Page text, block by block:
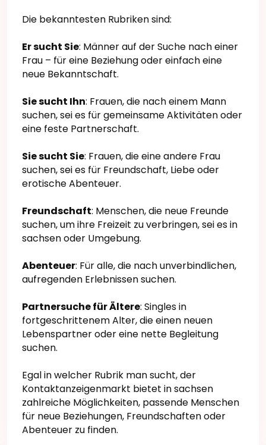
Die bekanntesten Rubriken sind:
Er sucht Sie: Männer auf der Suche nach einer
Frau – für eine Beziehung oder einfach eine
neue Bekanntschaft.
Sie sucht Ihn: Frauen, die nach einem Mann
suchen, sei es für gemeinsame Aktivitäten oder
eine feste Partnerschaft.
Sie sucht Sie: Frauen, die eine andere Frau
suchen, sei es für Freundschaft, Liebe oder
erotische Abenteuer.
Freundschaft: Menschen, die neue Freunde
suchen, um ihre Freizeit zu verbringen, sei es in
sachsen oder Umgebung.
Abenteuer: Für alle, die nach unverbindlichen,
aufregenden Erlebnissen suchen.
Partnersuche für Ältere: Singles in
fortgeschrittenem Alter, die einen neuen
Lebenspartner oder eine nette Begleitung
suchen.
Egal in welcher Rubrik man sucht, der
Kontaktanzeigenmarkt bietet in sachsen
zahlreiche Möglichkeiten, passende Menschen
für neue Beziehungen, Freundschaften oder
Abenteuer zu finden.